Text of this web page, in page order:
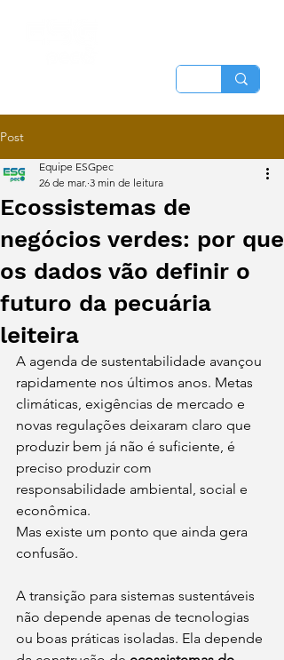
Post
Ecossistemas de
negócios verdes: por que
os dados vão definir o
futuro da pecuária
leiteira
Equipe ESGpec
26 de mar. 3 min de leitura
A agenda de sustentabilidade avançou
rapidamente nos últimos anos. Metas
climáticas, exigências de mercado e
novas regulações deixaram claro que
produzir bem já não é suficiente, é
preciso produzir com
responsabilidade ambiental, social e
econômica.
Mas existe um ponto que ainda gera
confusão.
A transição para sistemas sustentáveis
não depende apenas de tecnologias
ou boas práticas isoladas. Ela depende